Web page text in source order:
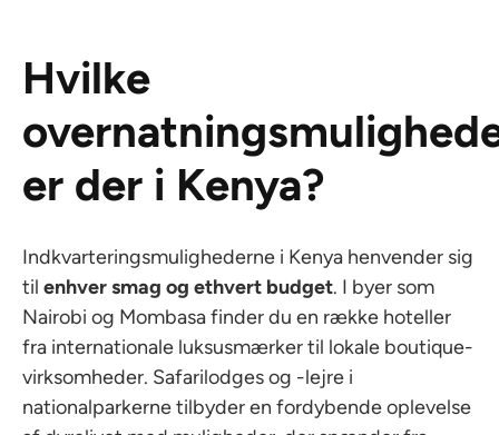
Hvilke
er der i Kenya?
Indkvarteringsmulighederne i Kenya henvender sig
til enhver smag og ethvert budget. I byer som
Nairobi og Mombasa finder du en række hoteller
fra internationale luksusmærker til lokale boutique-
virksomheder. Safarilodges og -lejre i
nationalparkerne tilbyder en fordybende oplevelse